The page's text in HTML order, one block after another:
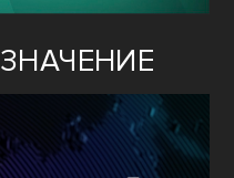
ЗНАЧЕНИЕ